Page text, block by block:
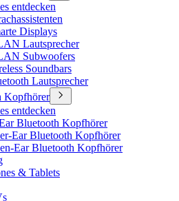
entdecken
Displays
Lautsprecher
Subwoofers
Soundbars
Lautsprecher
Kopfhörer
entdecken
Bluetooth Kopfhörer
Ear Bluetooth Kopfhörer
Ear Bluetooth Kopfhörer
& Tablets